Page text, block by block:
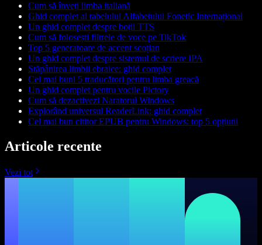
Cum să înveți limba italiană
Ghid complet al tabelului Alfabetului Fonetic Internațional
Un ghid complet despre boții TTS
Cum să folosești filtrele de voce pe TikTok
Top 5 generatoare de accent scoțian
Un ghid complet despre sistemul de scriere IPA
Stăpânirea limbii ebraice: ghid complet
Cei mai buni 5 traducători pentru limba greacă
Un ghid complet pentru vocile Pictory
Cum să dezactivezi Naratorul Windows
Explorând universul ReaderLink: ghid complet
Cel mai bun cititor EPUB pentru Windows: top 5 opțiuni
Articole recente
Vezi tot